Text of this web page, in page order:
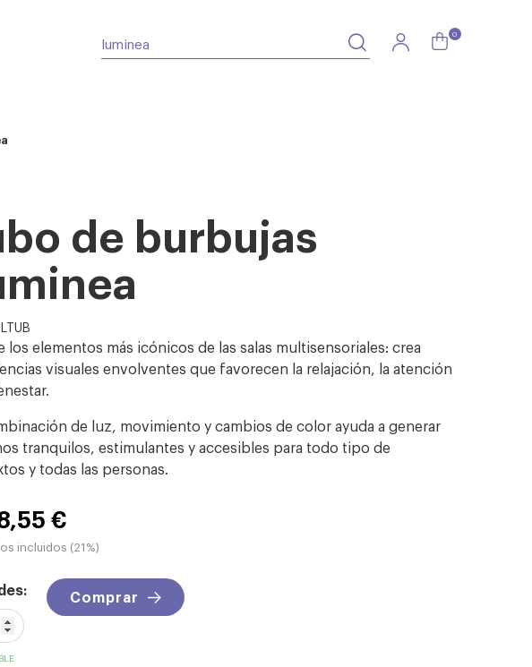
0
de burbujas
los elementos más icónicos de las salas multisensoriales: crea
visuales envolventes que favorecen la relajación, la atención
de luz, movimiento y cambios de color ayuda a generar
tranquilos, estimulantes y accesibles para todo tipo de
y todas las personas.
€
incluidos (21%)
Comprar